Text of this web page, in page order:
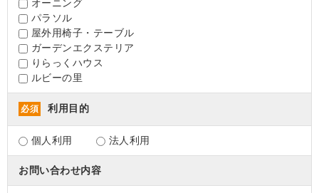
オーニング
パラソル
屋外用椅子・テーブル
ガーデンエクステリア
りらっくハウス
ルビーの里
必須 利用目的
個人利用 法人利用
お問い合わせ内容